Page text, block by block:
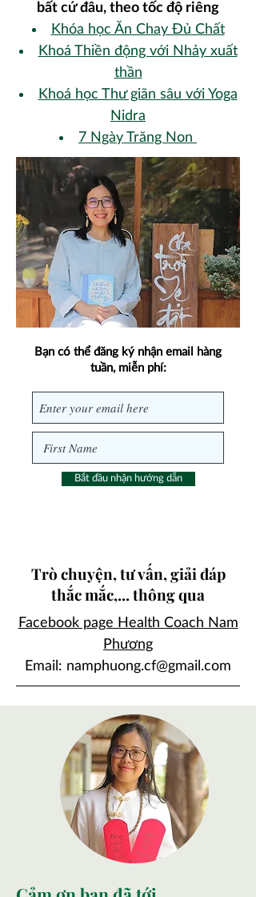
bất cứ đâu, theo tốc độ riêng
​Khóa học Ăn Chay Đủ Chất
​​Khoá Thiền động với Nhảy xuất
thần
​Khoá học Thư giãn sâu với Yoga
Nidra
7 Ngày Trăng Non
Bạn có thể đăng ký nhận email hàng
tuần, miễn phí:
Bắt đầu nhận hướng dẫn
​Trò chuyện, tư vấn, giải đáp
thắc mắc,... thông qua
Facebook page Health Coach Nam
Phương
Email: namphuong.cf@gmail.com